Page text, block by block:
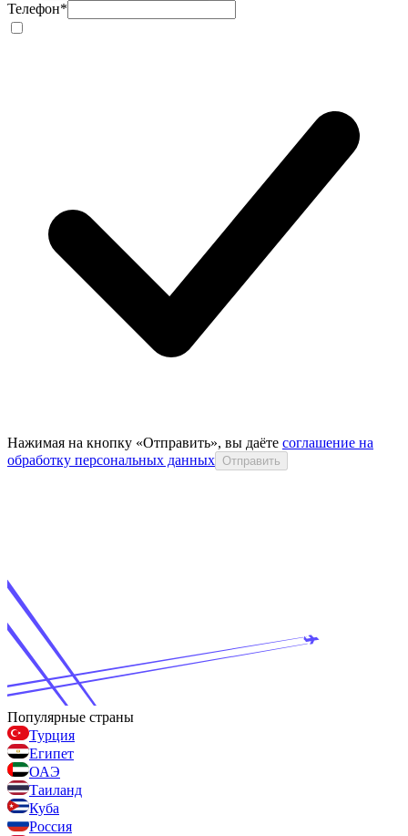
Телефон*
Нажимая на кнопку «Отправить», вы даёте соглашение на
обработку персональных данных Отправить
Популярные страны
Турция
Египет
ОАЭ
Таиланд
Куба
Россия